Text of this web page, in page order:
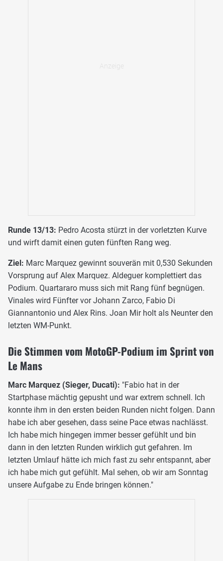
Runde 13/13: Pedro Acosta stürzt in der vorletzten Kurve
und wirft damit einen guten fünften Rang weg.
Ziel: Marc Marquez gewinnt souverän mit 0,530 Sekunden
Vorsprung auf Alex Marquez. Aldeguer komplettiert das
Podium. Quartararo muss sich mit Rang fünf begnügen.
Vinales wird Fünfter vor Johann Zarco, Fabio Di
Giannantonio und Alex Rins. Joan Mir holt als Neunter den
letzten WM-Punkt.
Die Stimmen vom MotoGP-Podium im Sprint von
Le Mans
Marc Marquez (Sieger, Ducati): "Fabio hat in der
Startphase mächtig gepusht und war extrem schnell. Ich
konnte ihm in den ersten beiden Runden nicht folgen. Dann
habe ich aber gesehen, dass seine Pace etwas nachlässt.
Ich habe mich hingegen immer besser gefühlt und bin
dann in den letzten Runden wirklich gut gefahren. Im
letzten Umlauf hätte ich mich fast zu sehr entspannt, aber
ich habe mich gut gefühlt. Mal sehen, ob wir am Sonntag
unsere Aufgabe zu Ende bringen können."